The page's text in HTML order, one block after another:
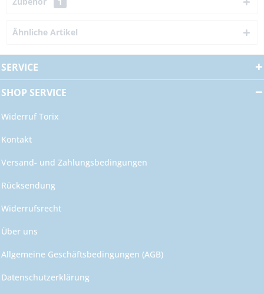
Ähnliche Artikel
SERVICE
SHOP SERVICE
Widerruf Torix
Kontakt
Versand- und Zahlungsbedingungen
Rücksendung
Widerrufsrecht
Über uns
Allgemeine Geschäftsbedingungen (AGB)
Datenschutzerklärung